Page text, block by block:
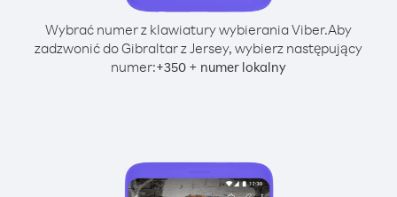
Wybrać numer z klawiatury wybierania Viber.Aby
zadzwonić do Gibraltar z Jersey, wybierz następujący
numer:+350 + numer lokalny